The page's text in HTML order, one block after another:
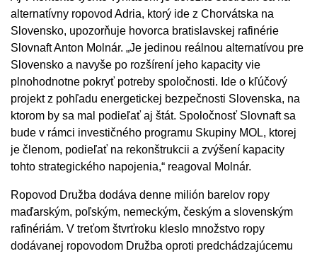
alternatívny ropovod Adria, ktorý ide z Chorvátska na
Slovensko, upozorňuje hovorca bratislavskej rafinérie
Slovnaft Anton Molnár. „Je jedinou reálnou alternatívou pre
Slovensko a navyše po rozšírení jeho kapacity vie
plnohodnotne pokryť potreby spoločnosti. Ide o kľúčový
projekt z pohľadu energetickej bezpečnosti Slovenska, na
ktorom by sa mal podieľať aj štát. Spoločnosť Slovnaft sa
bude v rámci investičného programu Skupiny MOL, ktorej
je členom, podieľať na rekonštrukcii a zvýšení kapacity
tohto strategického napojenia,“ reagoval Molnár.
Ropovod Družba dodáva denne milión barelov ropy
maďarským, poľským, nemeckým, českým a slovenským
rafinériám. V treťom štvrťroku kleslo množstvo ropy
dodávanej ropovodom Družba oproti predchádzajúcemu